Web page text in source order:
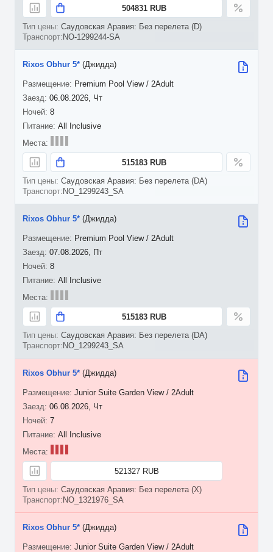
504831 RUB
Саудовская Аравия: Без перелета (D)
NO-1299244-SA
06.08.2026, Чт
8
Rixos Obhur 5* (Джидда)
Premium Pool View / 2Adult
All Inclusive
515183 RUB
Саудовская Аравия: Без перелета (DA)
NO_1299243_SA
07.08.2026, Пт
8
Rixos Obhur 5* (Джидда)
Premium Pool View / 2Adult
All Inclusive
515183 RUB
Саудовская Аравия: Без перелета (DA)
NO_1299243_SA
06.08.2026, Чт
7
Rixos Obhur 5* (Джидда)
Junior Suite Garden View / 2Adult
All Inclusive
521327 RUB
Саудовская Аравия: Без перелета (X)
NO_1321976_SA
Rixos Obhur 5* (Джидда)
Junior Suite Garden View / 2Adult